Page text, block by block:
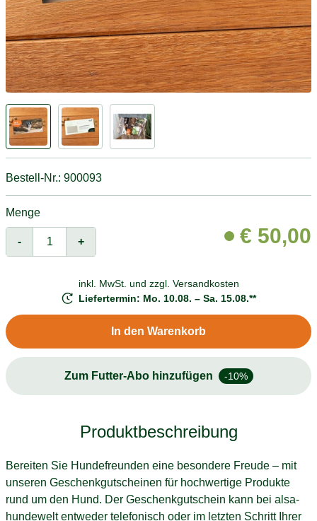
Bestell-Nr.: 900093
Menge
- + € 50,00
inkl. MwSt. und zzgl. Versandkosten
Liefertermin: Mo. 10.08. – Sa. 15.08.**
In den Warenkorb
Zum Futter-Abo hinzufügen -10%
Produktbeschreibung
Bereiten Sie Hundefreunden eine besondere Freude – mit
unseren Geschenkgutscheinen für hochwertige Produkte
rund um den Hund. Der Geschenkgutschein kann bei alsa-
hundewelt entweder telefonisch oder im letzten Schritt Ihrer